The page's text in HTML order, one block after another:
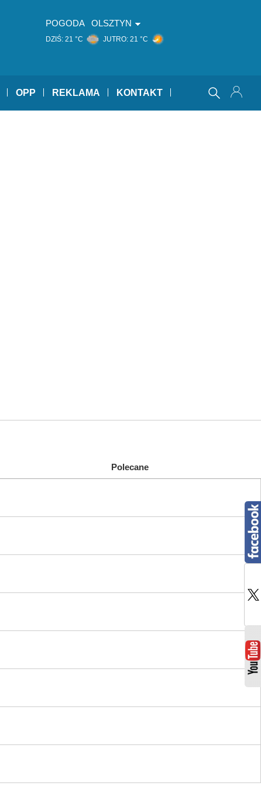
POGODA OLSZTYN
DZIŚ: 21 °C JUTRO: 21 °C
OPP REKLAMA KONTAKT
Polecane